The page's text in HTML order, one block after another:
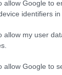
allow Google to
identifiers in
allow my user
allow Google to
Un
a
la
a